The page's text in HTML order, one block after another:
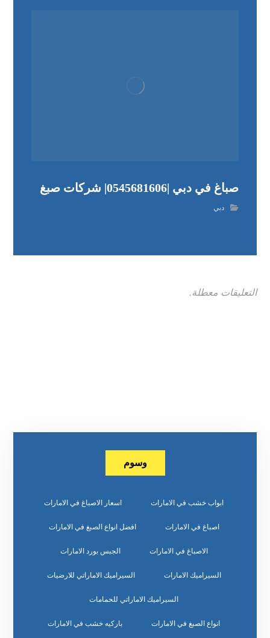
صباغ في دبي |0545681606| شركات صبغ
دبي
التعليقات معطلة.
وسوم
ابواب خشب في الامارات اسعار الاصباغ في الامارات
اصباغ في الامارات افضل انواع الصبغ في الامارات
الاصباغ في الامارات الجبس بورد الامارات
السيراميك الامارات السيراميك الاماراتي للارضيات
السيراميك الاماراتي للحمامات
انواع الصبغ في الامارات باركيه خشب في الامارات